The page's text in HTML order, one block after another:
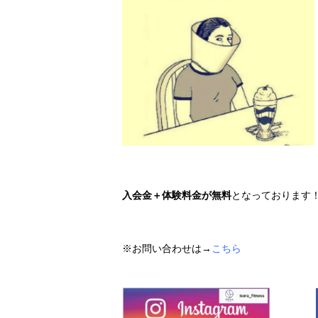
入会金＋体験料金が無料となっております
※お問い合わせは→ こちら